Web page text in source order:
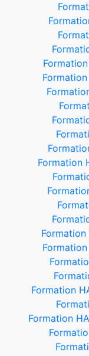
Formation
Formation
Formation
Formation